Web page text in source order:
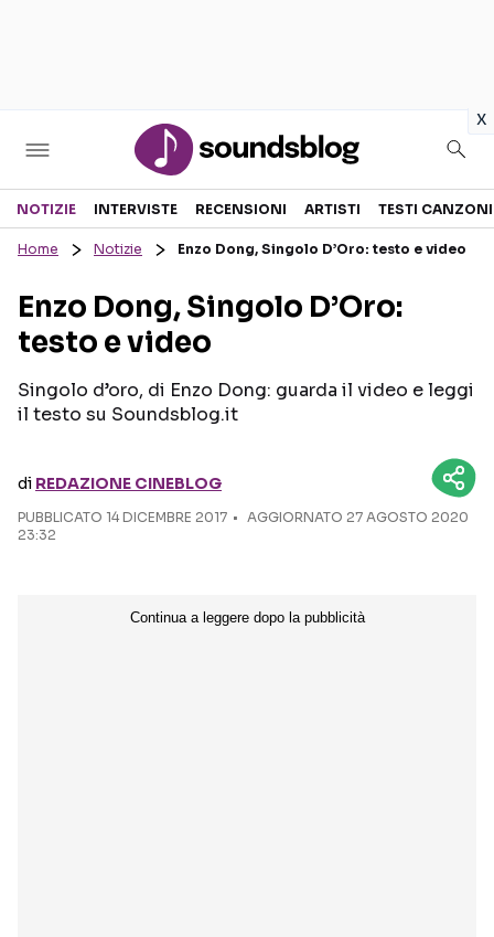
x
Sezioni
RECENSIONI MUSICALI
INTERVISTE
GOSSIP E CURIOSITÀ
TESTI CANZONI
TALENT SHOW
NOTIZIE INTERVISTE RECENSIONI ARTISTI TESTI CANZONI
Home Notizie Enzo Dong, Singolo D’Oro: testo e video
Enzo Dong, Singolo D’Oro:
testo e video
Singolo d’oro, di Enzo Dong: guarda il video e leggi
il testo su Soundsblog.it
di REDAZIONE CINEBLOG
PUBBLICATO 14 DICEMBRE 2017
AGGIORNATO 27 AGOSTO 2020
23:32